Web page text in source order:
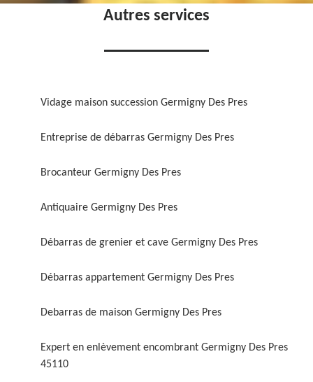
Autres services
Vidage maison succession Germigny Des Pres
Entreprise de débarras Germigny Des Pres
Brocanteur Germigny Des Pres
Antiquaire Germigny Des Pres
Débarras de grenier et cave Germigny Des Pres
Débarras appartement Germigny Des Pres
Debarras de maison Germigny Des Pres
Expert en enlèvement encombrant Germigny Des Pres
45110